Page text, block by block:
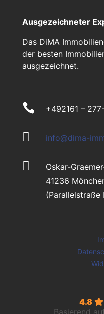
Ausgezeichneter
Das DiMA
der besten
ausgezeichnet.
 +492161 –
 info@dima-

Oskar-
41236
(Parallelstraße
4.8
Basierend